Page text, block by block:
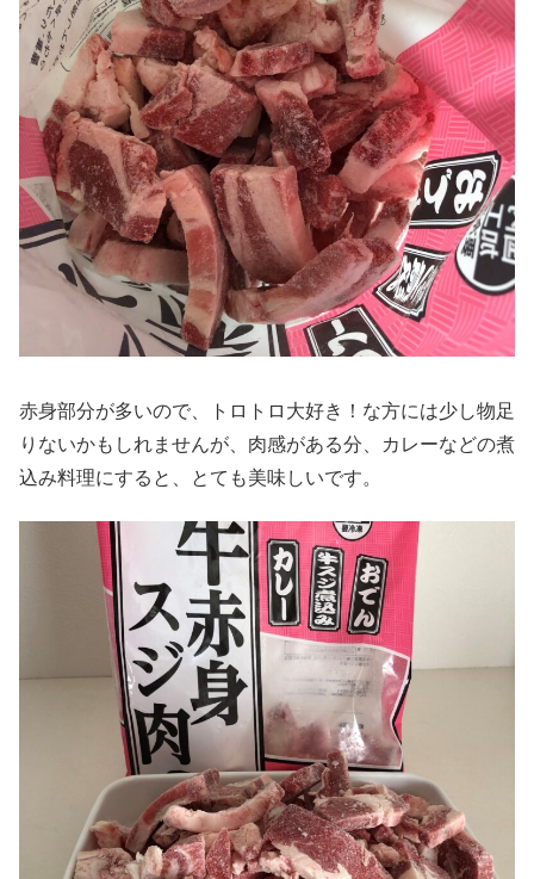
赤身部分が多いので、トロトロ大好き！な方には少し物足
りないかもしれませんが、肉感がある分、カレーなどの煮
込み料理にすると、とても美味しいです。